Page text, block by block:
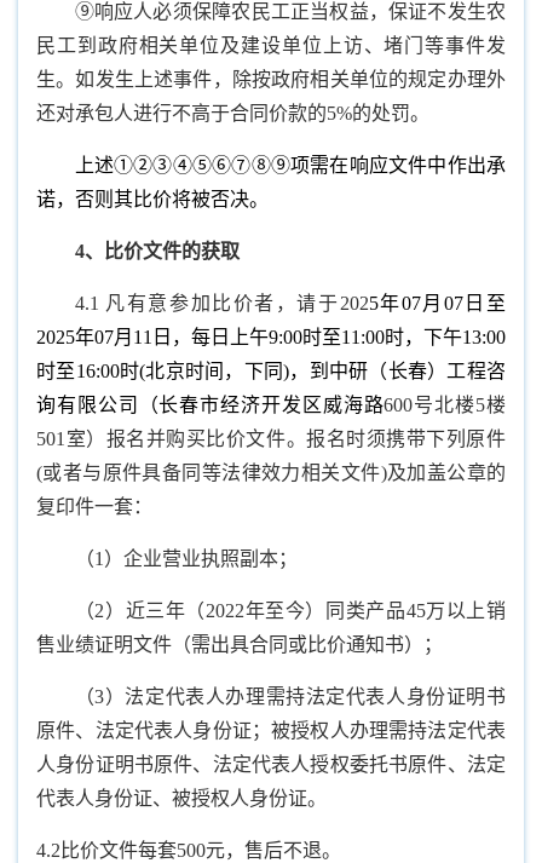
⑨响应人必须保障农民工正当权益，保证不发生农
民工到政府相关单位及建设单位上访、堵门等事件发
生。如发生上述事件，除按政府相关单位的规定办理外
还对承包人进行不高于合同价款的5%的处罚。
上述①②③④⑤⑥⑦⑧⑨项需在响应文件中作出承
诺，否则其比价将被否决。
4、比价文件的获取
4.1 凡有意参加比价者，请于2025年07月07日至
2025年07月11日，每日上午9:00时至11:00时，下午13:00
时至16:00时(北京时间，下同)，到中研（长春）工程咨
询有限公司（长春市经济开发区威海路600号北楼5楼
501室）报名并购买比价文件。报名时须携带下列原件
(或者与原件具备同等法律效力相关文件)及加盖公章的
复印件一套：
（1）企业营业执照副本；
（2）近三年（2022年至今）同类产品45万以上销
售业绩证明文件（需出具合同或比价通知书）；
（3）法定代表人办理需持法定代表人身份证明书
原件、法定代表人身份证；被授权人办理需持法定代表
人身份证明书原件、法定代表人授权委托书原件、法定
代表人身份证、被授权人身份证。
4.2比价文件每套500元，售后不退。